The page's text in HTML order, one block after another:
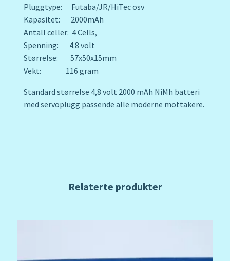
Pluggtype: Futaba/JR/HiTec osv
Kapasitet: 2000mAh
Antall celler: 4 Cells,
Spenning: 4.8 volt
Størrelse: 57x50x15mm
Vekt: 116 gram
Standard størrelse 4,8 volt 2000 mAh NiMh batteri
med servoplugg passende alle moderne mottakere.